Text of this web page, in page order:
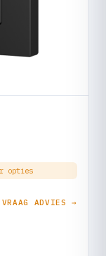
opties
VRAAG ADVIES →